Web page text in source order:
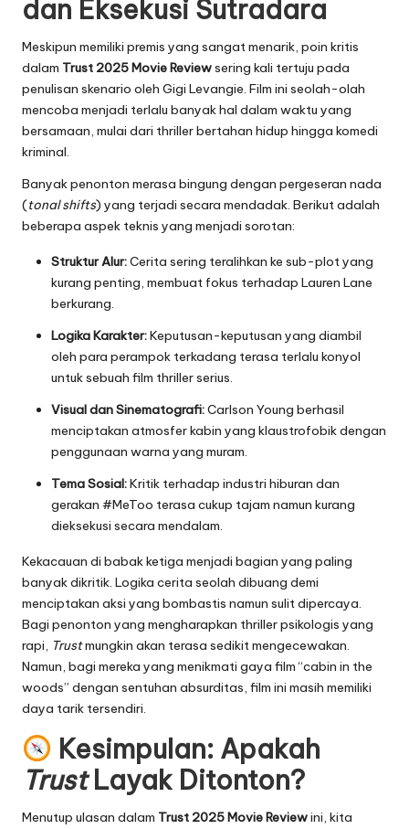
dan Eksekusi Sutradara
Meskipun memiliki premis yang sangat menarik, poin kritis
dalam Trust 2025 Movie Reviewsering kali tertuju pada
penulisan skenario oleh Gigi Levangie. Film ini seolah-olah
mencoba menjadi terlalu banyak hal dalam waktu yang
bersamaan, mulai dari thriller bertahan hidup hingga komedi
kriminal.
Banyak penonton merasa bingung dengan pergeseran nada
(tonal shifts) yang terjadi secara mendadak. Berikut adalah
beberapa aspek teknis yang menjadi sorotan:
Struktur Alur:Cerita sering teralihkan ke sub-plot yang
kurang penting, membuat fokus terhadap Lauren Lane
berkurang.
Logika Karakter:Keputusan-keputusan yang diambil
oleh para perampok terkadang terasa terlalu konyol
untuk sebuah film thriller serius.
Visual dan Sinematografi:Carlson Young berhasil
menciptakan atmosfer kabin yang klaustrofobik dengan
penggunaan warna yang muram.
Tema Sosial:Kritik terhadap industri hiburan dan
gerakan #MeToo terasa cukup tajam namun kurang
dieksekusi secara mendalam.
Kekacauan di babak ketiga menjadi bagian yang paling
banyak dikritik. Logika cerita seolah dibuang demi
menciptakan aksi yang bombastis namun sulit dipercaya.
Bagi penonton yang mengharapkan thriller psikologis yang
rapi, Trustmungkin akan terasa sedikit mengecewakan.
Namun, bagi mereka yang menikmati gaya film “cabin in the
woods” dengan sentuhan absurditas, film ini masih memiliki
daya tarik tersendiri.
Kesimpulan: Apakah
TrustLayak Ditonton?
Menutup ulasan dalam Trust 2025 Movie Reviewini, kita